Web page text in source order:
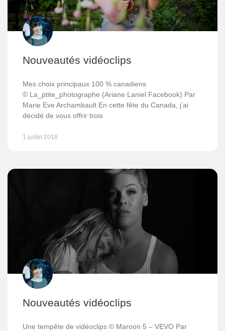
Nouveautés vidéoclips
Mes choix principaux 100 % canadiens
© La_ptite_photographe (Ariane Laniel Facebook) Par
Marie Eve Archambault En cette fête du Canada, j’ai
décidé de vous offrir trois
1 juillet 2018
Nouveautés vidéoclips
Une tempête de vidéoclips © Maroon 5 – VEVO Par